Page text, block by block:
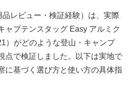
品レビュー・検証経験）は、実際
ャプテンスタッグ Easy アルミク
）がどのような登山・キャンプ
点で検証しました。以下は実地で
に基づく選び方と使い方の具体指